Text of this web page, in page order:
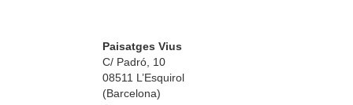
Paisatges Vius
C/ Padró, 10
08511 L’Esquirol
(Barcelona)